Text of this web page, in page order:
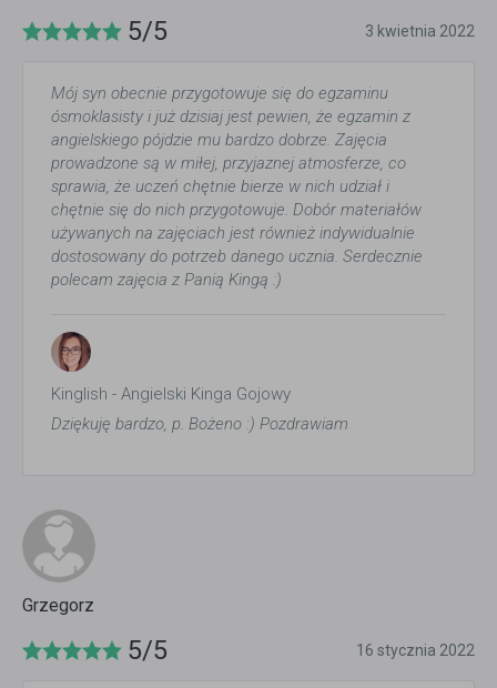
5/5 3 kwietnia 2022
Mój syn obecnie przygotowuje się do egzaminu
ósmoklasisty i już dzisiaj jest pewien, że egzamin z
angielskiego pójdzie mu bardzo dobrze. Zajęcia
prowadzone są w miłej, przyjaznej atmosferze, co
sprawia, że uczeń chętnie bierze w nich udział i
chętnie się do nich przygotowuje. Dobór materiałów
używanych na zajęciach jest również indywidualnie
dostosowany do potrzeb danego ucznia. Serdecznie
polecam zajęcia z Panią Kingą :)
Kinglish - Angielski Kinga Gojowy
Dziękuję bardzo, p. Bożeno :) Pozdrawiam
Grzegorz
5/5 16 stycznia 2022